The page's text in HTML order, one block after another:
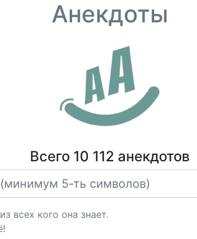
Анекдоты
Всего 10 112 анекдотов
всех кого она знает.